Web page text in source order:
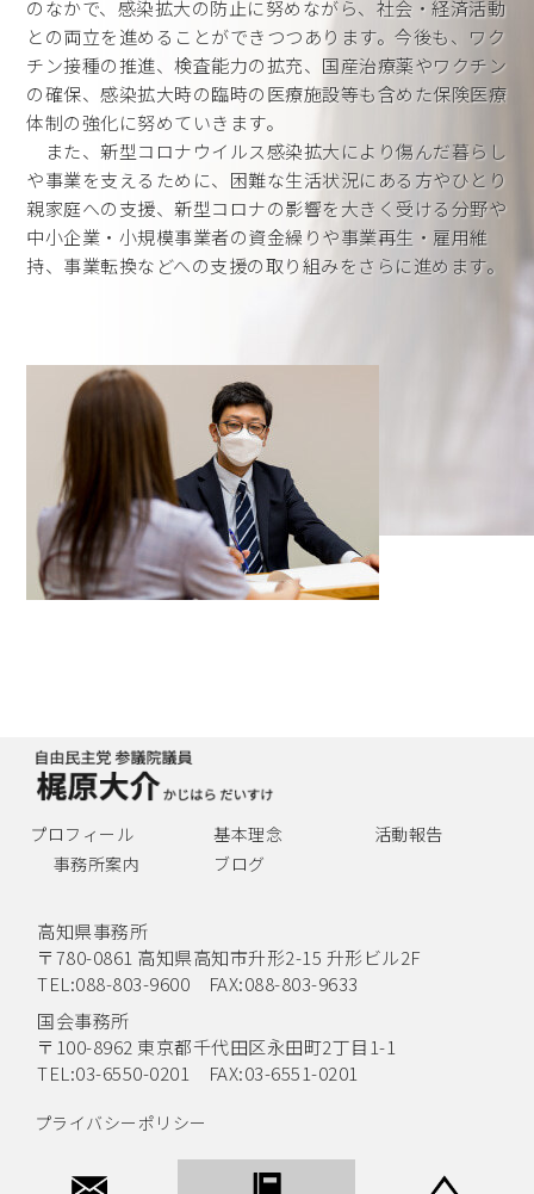
のなかで、感染拡大の防止に努めながら、社会・経済活動
との両立を進めることができつつあります。今後も、ワク
チン接種の推進、検査能力の拡充、国産治療薬やワクチン
の確保、感染拡大時の臨時の医療施設等も含めた保険医療
体制の強化に努めていきます。
また、新型コロナウイルス感染拡大により傷んだ暮らし
や事業を支えるために、困難な生活状況にある方やひとり
親家庭への支援、新型コロナの影響を大きく受ける分野や
中小企業・小規模事業者の資金繰りや事業再生・雇用維
持、事業転換などへの支援の取り組みをさらに進めます。
プロフィール 基本理念
活動報告
事務所案内
ブログ
高知県事務所
〒780-0861 高知県高知市升形2-15 升形ビル2F
TEL:088-803-9600 FAX:088-803-9633
国会事務所
〒100-8962 東京都千代田区永田町2丁目1-1
TEL:03-6550-0201 FAX:03-6551-0201
プライバシーポリシー